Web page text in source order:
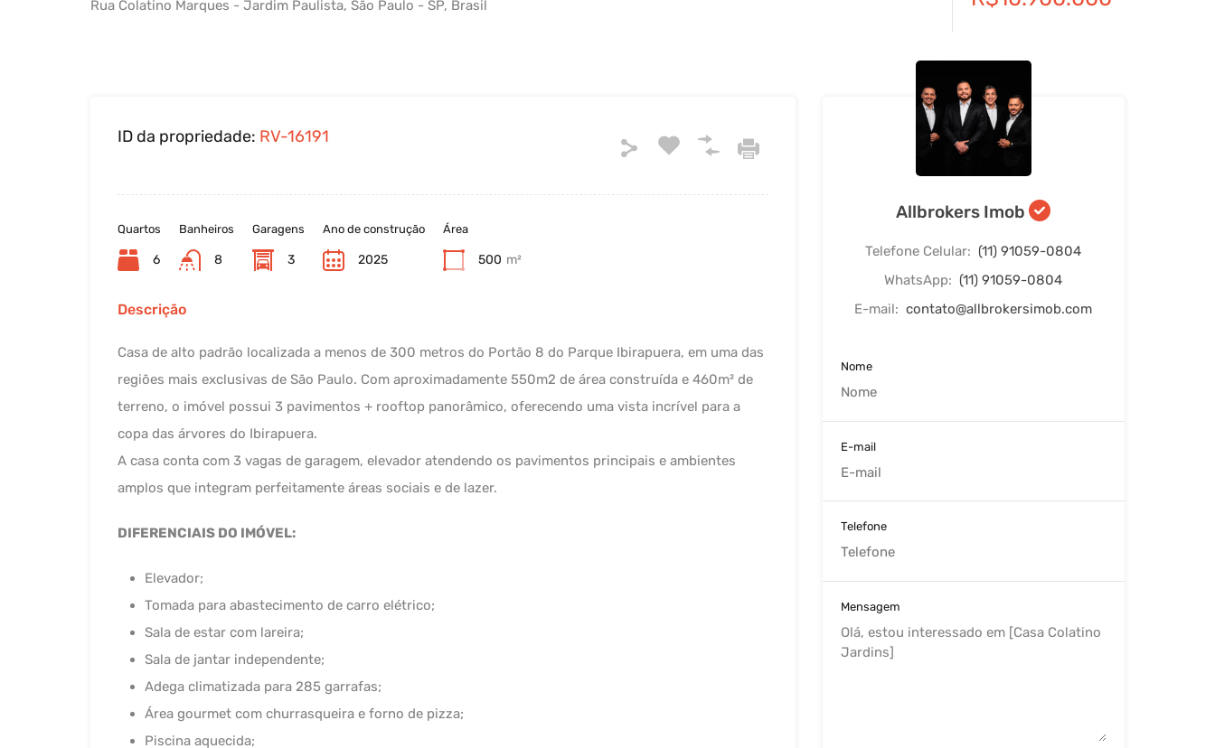
Rua Colatino Marques - Jardim Paulista, São Paulo - SP, Brasil
ID da propriedade: RV-16191
Quartos
6
Banheiros
8
Garagens
3
Ano de construção
2025
Área
500 m²
Descrição
Casa de alto padrão localizada a menos de 300 metros do Portão 8 do Parque Ibirapuera, em uma das
regiões mais exclusivas de São Paulo. Com aproximadamente 550m2 de área construída e 460m² de
terreno, o imóvel possui 3 pavimentos + rooftop panorâmico, oferecendo uma vista incrível para a
copa das árvores do Ibirapuera.
A casa conta com 3 vagas de garagem, elevador atendendo os pavimentos principais e ambientes
amplos que integram perfeitamente áreas sociais e de lazer.
DIFERENCIAIS DO IMÓVEL:
Elevador;
Tomada para abastecimento de carro elétrico;
Sala de estar com lareira;
Sala de jantar independente;
Adega climatizada para 285 garrafas;
Área gourmet com churrasqueira e forno de pizza;
Piscina aquecida;
Allbrokers Imob
Telefone Celular: (11) 91059-0804
WhatsApp: (11) 91059-0804
E-mail: contato@allbrokersimob.com
Nome
E-mail
Telefone
Mensagem